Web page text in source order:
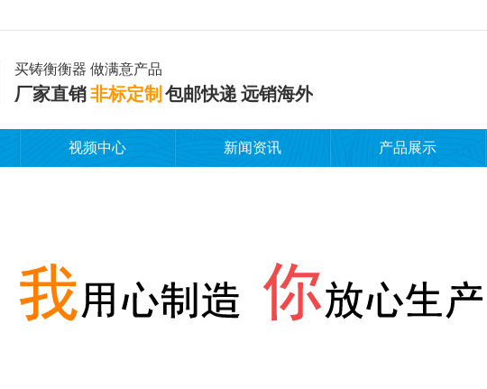
买铸衡衡器 做满意产品
厂家直销非标定制 包邮快递 远销海外
视频中心 新闻资讯 产品展示